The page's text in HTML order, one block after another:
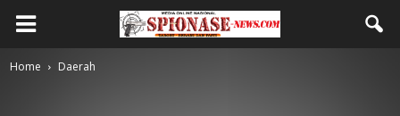
Home Daerah